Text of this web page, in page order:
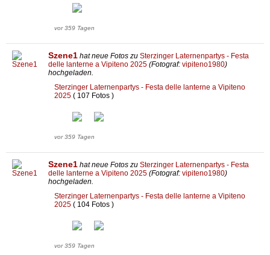
vor 359 Tagen
Szene1 hat neue Fotos zu Sterzinger Laternenpartys - Festa
delle lanterne a Vipiteno 2025 (Fotograf: vipiteno1980)
hochgeladen.
Sterzinger Laternenpartys - Festa delle lanterne a Vipiteno
2025 ( 107 Fotos )
vor 359 Tagen
Szene1 hat neue Fotos zu Sterzinger Laternenpartys - Festa
delle lanterne a Vipiteno 2025 (Fotograf: vipiteno1980)
hochgeladen.
Sterzinger Laternenpartys - Festa delle lanterne a Vipiteno
2025 ( 104 Fotos )
vor 359 Tagen